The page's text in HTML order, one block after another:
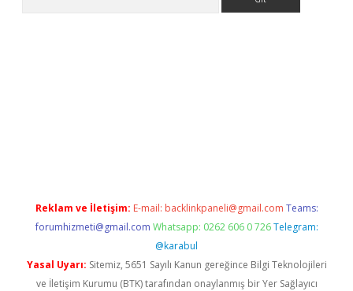
Reklam ve İletişim: E-mail: backlinkpaneli@gmail.com Teams:
forumhizmeti@gmail.com Whatsapp: 0262 606 0 726 Telegram:
@karabul
Yasal Uyarı: Sitemiz, 5651 Sayılı Kanun gereğince Bilgi Teknolojileri
ve İletişim Kurumu (BTK) tarafından onaylanmış bir Yer Sağlayıcı